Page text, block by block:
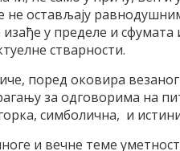
не остављају
у пределе и сфумата
стварности.
поред оковира
за одговорима на
симболична, и
и вечне теме